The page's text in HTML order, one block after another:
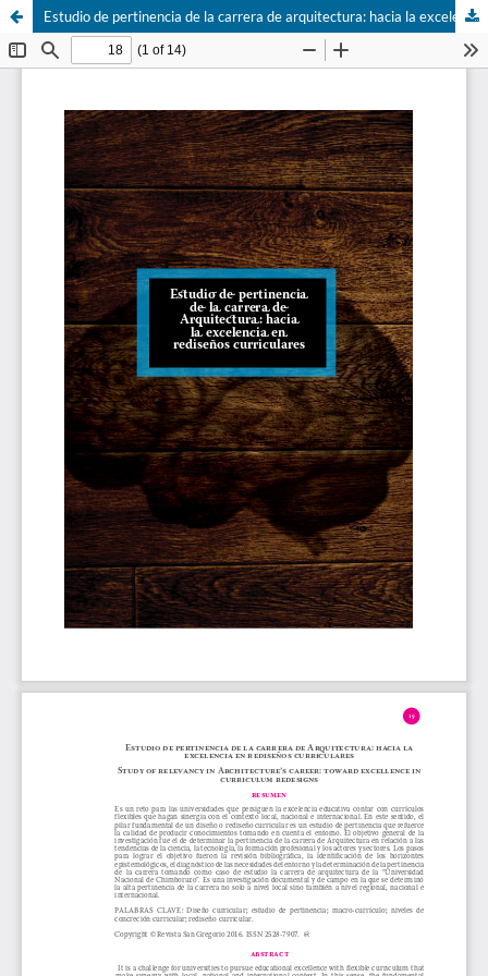
Estudio de pertinencia de la carrera de arquitectura: hacia la excelencia en rediseños curriculares.